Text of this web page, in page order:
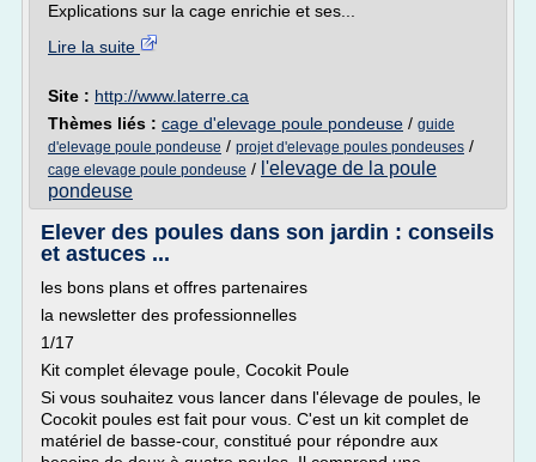
Explications sur la cage enrichie et ses...
Lire la suite
Site : http://www.laterre.ca
Thèmes liés : cage d'elevage poule pondeuse / guide
d'elevage poule pondeuse / projet d'elevage poules pondeuses /
cage elevage poule pondeuse / l'elevage de la poule
pondeuse
Elever des poules dans son jardin : conseils
et astuces ...
les bons plans et offres partenaires
la newsletter des professionnelles
1/17
Kit complet élevage poule, Cocokit Poule
Si vous souhaitez vous lancer dans l'élevage de poules, le
Cocokit poules est fait pour vous. C'est un kit complet de
matériel de basse-cour, constitué pour répondre aux